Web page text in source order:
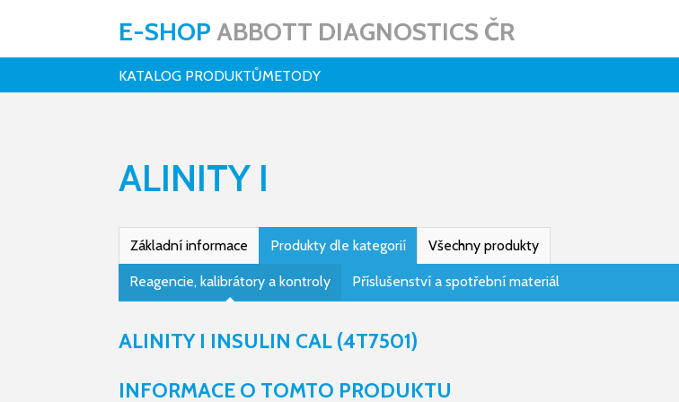
E-SHOP ABBOTT DIAGNOSTICS ČR
KATALOG PRODUKTŮMETODY
ALINITY I
Základní informace Produkty dle kategorií Všechny produkty
Reagencie, kalibrátory a kontroly Příslušenství a spotřební materiál
ALINITY I INSULIN CAL (4T7501)
INFORMACE O TOMTO PRODUKTU